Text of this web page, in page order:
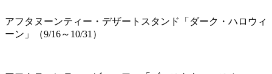
アフタヌーンティー・デザートスタンド「ダーク・ハロウィ
ーン」（9/16～10/31）